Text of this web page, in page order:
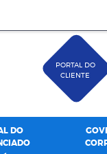
PORTAL DO
CLIENTE
DO